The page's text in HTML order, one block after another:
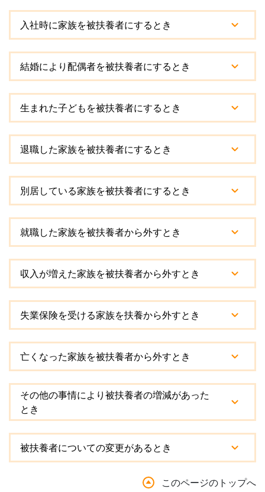
入社時に家族を被扶養者にするとき
結婚により配偶者を被扶養者にするとき
生まれた子どもを被扶養者にするとき
退職した家族を被扶養者にするとき
別居している家族を被扶養者にするとき
就職した家族を被扶養者から外すとき
収入が増えた家族を被扶養者から外すとき
失業保険を受ける家族を扶養から外すとき
亡くなった家族を被扶養者から外すとき
その他の事情により被扶養者の増減があった
とき
被扶養者についての変更があるとき
このページのトップへ